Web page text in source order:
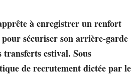
à enregistrer un renfort
sécuriser son arrière-garde
transferts estival. Sous
de recrutement dictée par le